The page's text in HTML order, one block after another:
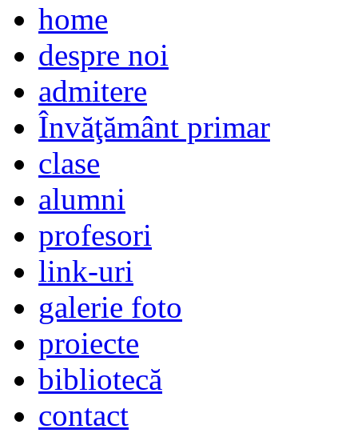
home
despre noi
admitere
Învăţământ primar
clase
alumni
profesori
link-uri
galerie foto
proiecte
bibliotecă
contact